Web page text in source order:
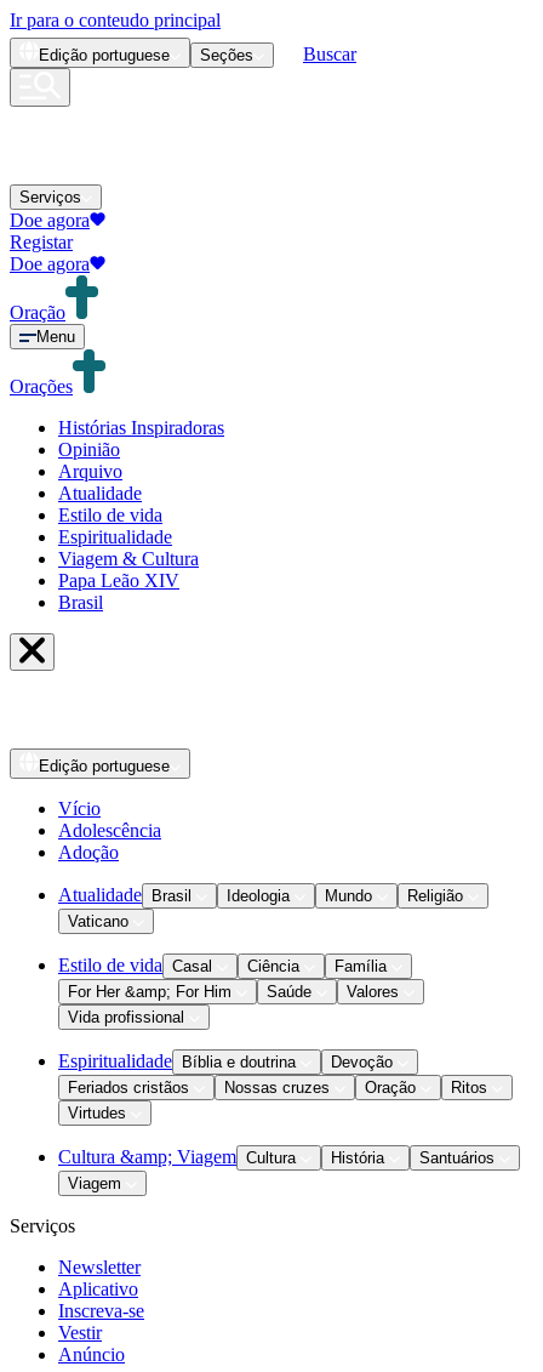
Ir para o conteudo principal
Edição portuguese Seções Buscar
Serviços
Doe agora
Registar
Doe agora
Oração
Menu
Orações
Histórias Inspiradoras
Opinião
Arquivo
Atualidade
Estilo de vida
Espiritualidade
Viagem & Cultura
Papa Leão XIV
Brasil
Edição portuguese
Vício
Adolescência
Adoção
Atualidade Brasil Ideologia Mundo
Religião
Vaticano
Estilo de vida Casal Ciência
Família
For Her &amp; For Him
Saúde
Valores
Vida profissional
Espiritualidade Bíblia e doutrina
Devoção
Feriados cristãos
Nossas cruzes Oração
Ritos
Virtudes
Cultura &amp; Viagem Cultura História
Santuários
Viagem
Serviços
Newsletter
Aplicativo
Inscreva-se
Vestir
Anúncio